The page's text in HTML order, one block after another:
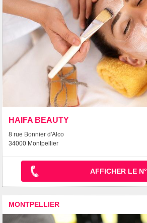
HAIFA BEAUTY
8 rue Bonnier d'Alco
34000 Montpellier
AFFICHER LE N°
MONTPELLIER